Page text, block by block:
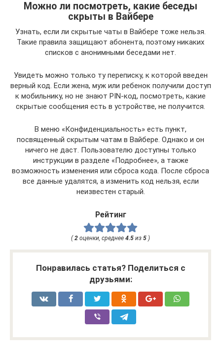
Можно ли посмотреть, какие беседы
скрыты в Вайбере
Узнать, если ли скрытые чаты в Вайбере тоже нельзя.
Такие правила защищают абонента, поэтому никаких
списков с анонимными беседами нет.
Увидеть можно только ту переписку, к которой введен
верный код. Если жена, муж или ребенок получили доступ
к мобильнику, но не знают PIN-код, посмотреть, какие
скрытые сообщения есть в устройстве, не получится.
В меню «Конфиденциальность» есть пункт,
посвященный скрытым чатам в Вайбере. Однако и он
ничего не даст. Пользователю доступны только
инструкции в разделе «Подробнее», а также
возможность изменения или сброса кода. После сброса
все данные удалятся, а изменить код нельзя, если
неизвестен старый.
Рейтинг
(2 оценки, среднее 4.5 из 5 )
Понравилась статья? Поделиться с
друзьями: